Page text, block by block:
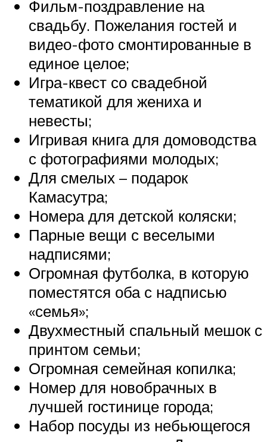
Фильм-поздравление на
свадьбу. Пожелания гостей и
видео-фото смонтированные в
единое целое;
Игра-квест со свадебной
тематикой для жениха и
невесты;
Игривая книга для домоводства
с фотографиями молодых;
Для смелых – подарок
Камасутра;
Номера для детской коляски;
Парные вещи с веселыми
надписями;
Огромная футболка, в которую
поместятся оба с надписью
«семья»;
Двухместный спальный мешок с
принтом семьи;
Огромная семейная копилка;
Номер для новобрачных в
лучшей гостинице города;
Набор посуды из небьющегося